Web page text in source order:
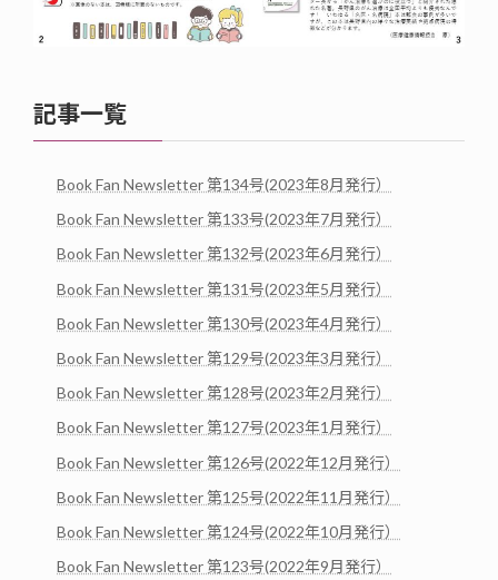
記事一覧
Book Fan Newsletter 第134号(2023年8月発行）
Book Fan Newsletter 第133号(2023年7月発行）
Book Fan Newsletter 第132号(2023年6月発行）
Book Fan Newsletter 第131号(2023年5月発行）
Book Fan Newsletter 第130号(2023年4月発行）
Book Fan Newsletter 第129号(2023年3月発行）
Book Fan Newsletter 第128号(2023年2月発行）
Book Fan Newsletter 第127号(2023年1月発行）
Book Fan Newsletter 第126号(2022年12月発行）
Book Fan Newsletter 第125号(2022年11月発行）
Book Fan Newsletter 第124号(2022年10月発行）
Book Fan Newsletter 第123号(2022年9月発行）